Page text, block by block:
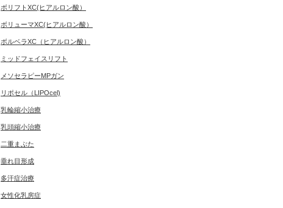
ボリフトXC(ヒアルロン酸）
ボリューマXC(ヒアルロン酸）
ボルベラXC（ヒアルロン酸）
ミッドフェイスリフト
メソセラピーMPガン
リポセル（LIPOcel)
乳輪縮小治療
乳頭縮小治療
二重まぶた
垂れ目形成
多汗症治療
女性化乳房症